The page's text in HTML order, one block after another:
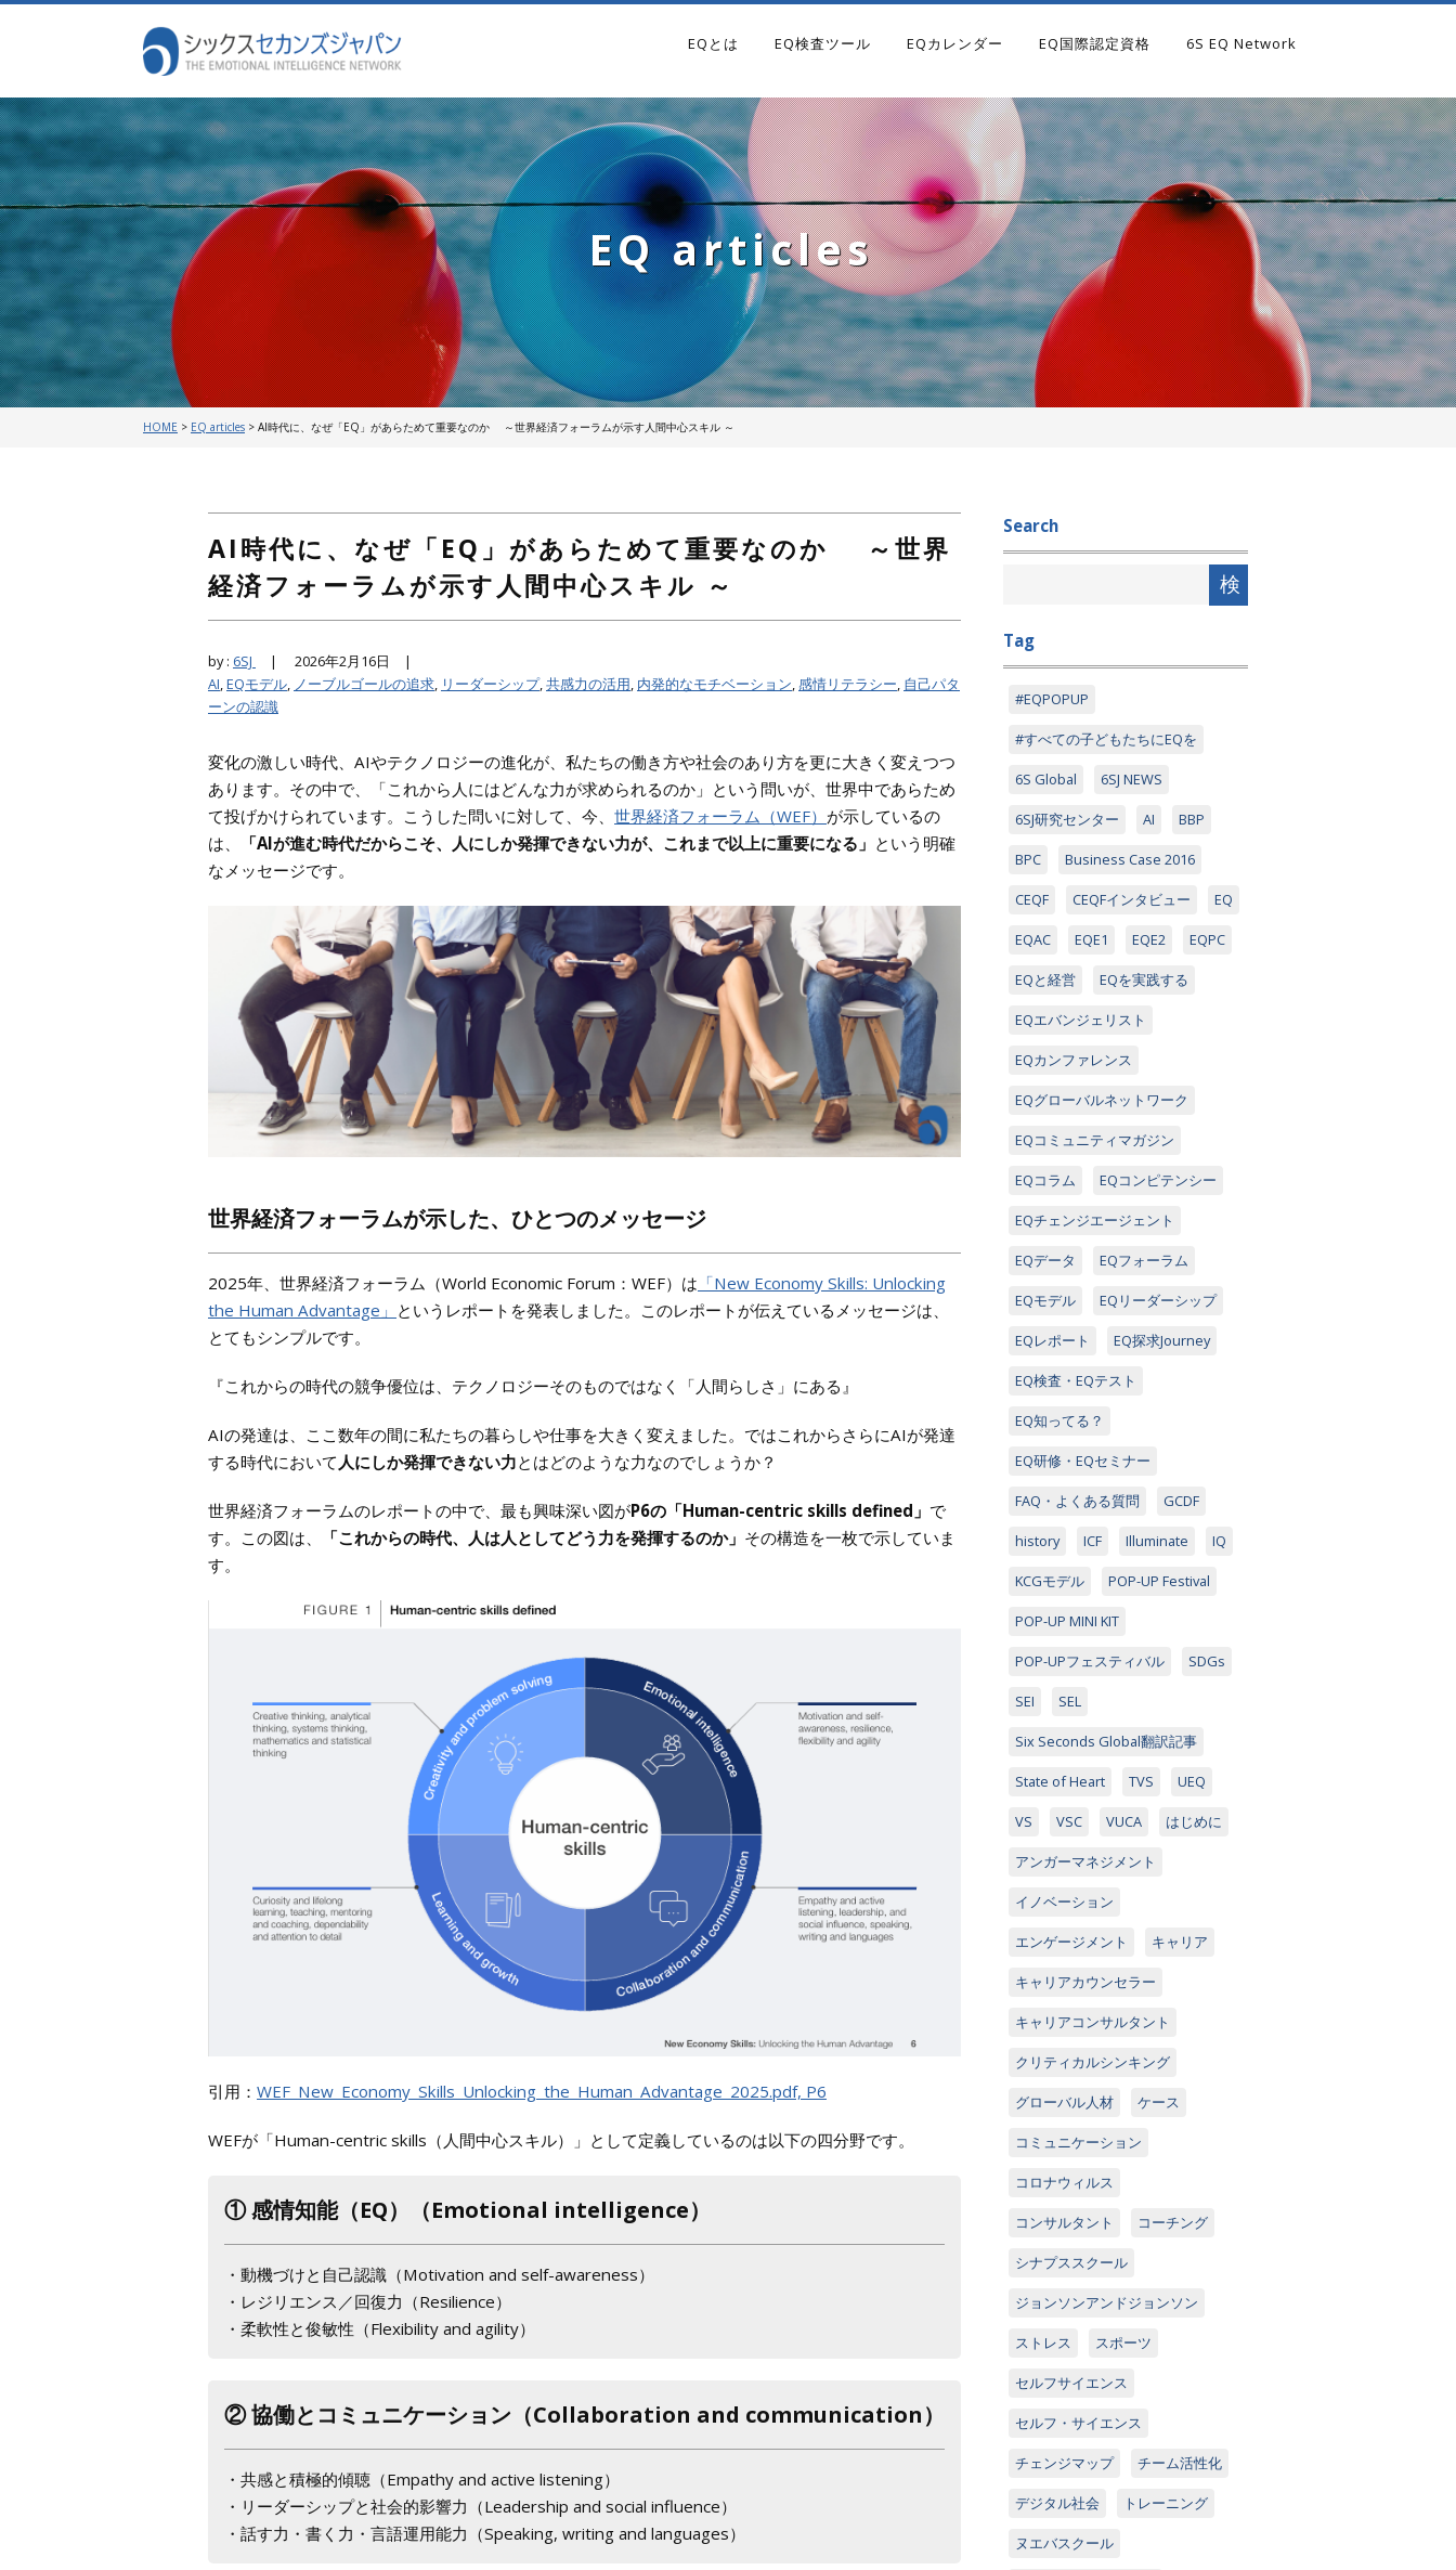
EQとは EQ検査ツール EQカレンダー EQ国際認定資格 6S EQ Network
EQ articles
HOME > EQ articles > AI時代に、なぜ「EQ」があらためて重要なのか ～世界経済フォーラムが示す人間中心スキル ～
AI時代に、なぜ「EQ」があらためて重要なのか ～世界
経済フォーラムが示す人間中心スキル ～
by : 6SJ |
2026年2月16日 |
AI,EQモデル, ノーブルゴールの追求, リーダーシップ,共感力の活用, 内発的なモチベーション,感情リテラシー, 自己パタ
ーンの認識
変化の激しい時代、AIやテクノロジーの進化が、私たちの働き方や社会のあり方を更に大きく変えつつ
あります。その中で、「これから人にはどんな力が求められるのか」という問いが、世界中であらため
て投げかけられています。こうした問いに対して、今、 世界経済フォーラム（WEF） が示しているの
は、
「AIが進む時代だからこそ、人にしか発揮できない力が、これまで以上に重要になる」 という明確
なメッセージです。
世界経済フォーラムが示した、ひとつのメッセージ
2025年、世界経済フォーラム（World Economic Forum：WEF）は 「New Economy Skills: Unlocking
the Human Advantage」 というレポートを発表しました。このレポートが伝えているメッセージは、
とてもシンプルです。
『これからの時代の競争優位は、テクノロジーそのものではなく「人間らしさ」にある』
AIの発達は、ここ数年の間に私たちの暮らしや仕事を大きく変えました。ではこれからさらにAIが発達
する時代において 人にしか発揮できない力とはどのような力なのでしょうか？
世界経済フォーラムのレポートの中で、最も興味深い図がP6の「Human-centric skills defined」 で
す。この図は、
「これからの時代、人は人としてどう力を発揮するのか」 その構造を一枚で示していま
す。
引用： WEF_New_Economy_Skills_Unlocking_the_Human_Advantage_2025.pdf, P6
WEFが「Human-centric skills（人間中心スキル）」として定義しているのは以下の四分野です。
① 感情知能（EQ）（Emotional intelligence）
・動機づけと自己認識（Motivation and self-awareness）
・レジリエンス／回復力（Resilience）
・柔軟性と俊敏性（Flexibility and agility）
② 協働とコミュニケーション（Collaboration and communication）
・共感と積極的傾聴（Empathy and active listening）
・リーダーシップと社会的影響力（Leadership and social influence）
・話す力・書く力・言語運用能力（Speaking, writing and languages）
Search
Tag
#EQPOPUP
#すべての子どもたちにEQを
6S Global 6SJ NEWS
6SJ研究センター AI BBP
BPC Business Case 2016
CEQF CEQFインタビュー EQ
EQAC EQE1 EQE2 EQPC
EQと経営 EQを実践する
EQエバンジェリスト
EQカンファレンス
EQグローバルネットワーク
EQコミュニティマガジン
EQコラム EQコンピテンシー
EQチェンジエージェント
EQデータ EQフォーラム
EQモデル EQリーダーシップ
EQレポート EQ探求Journey
EQ検査・EQテスト
EQ知ってる？
EQ研修・EQセミナー
FAQ・よくある質問 GCDF
history ICF Illuminate IQ
KCGモデル POP-UP Festival
POP-UP MINI KIT
POP-UPフェスティバル SDGs
SEI SEL
Six Seconds Global翻訳記事
State of Heart TVS UEQ
VS VSC VUCA はじめに
アンガーマネジメント
イノベーション
エンゲージメント キャリア
キャリアカウンセラー
キャリアコンサルタント
クリティカルシンキング
グローバル人材 ケース
コミュニケーション
コロナウィルス
コンサルタント コーチング
シナプススクール
ジョンソンアンドジョンソン
ストレス スポーツ
セルフサイエンス
セルフ・サイエンス
チェンジマップ チーム活性化
デジタル社会 トレーニング
ヌエバスクール